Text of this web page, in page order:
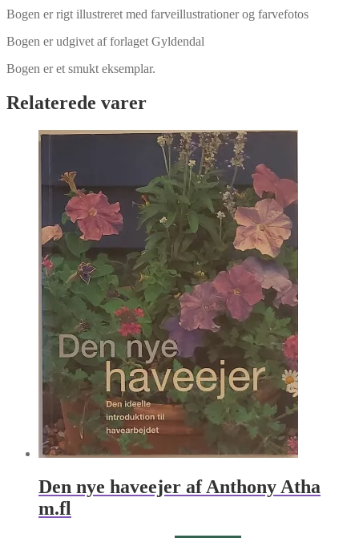
Bogen er rigt illustreret med farveillustrationer og farvefotos
Bogen er udgivet af forlaget Gyldendal
Bogen er et smukt eksemplar.
Relaterede varer
Den nye haveejer af Anthony Atha
m.fl